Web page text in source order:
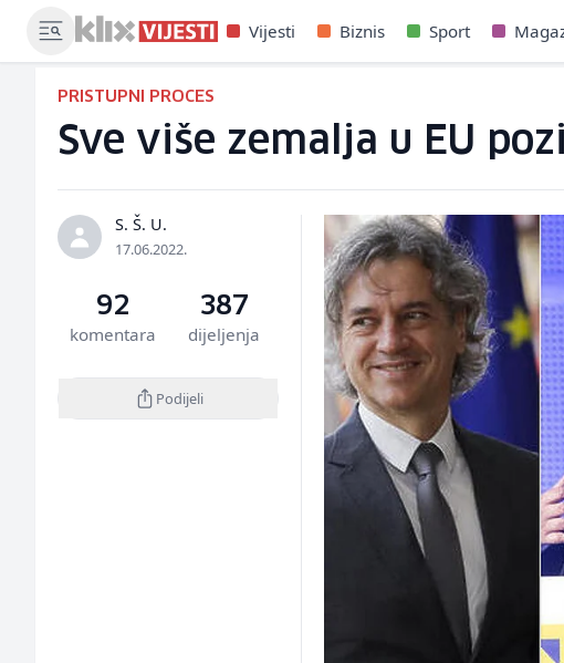
Vijesti Biznis Sport
PRISTUPNI PROCES
Sve više zemalja u EU
S. Š. U.
17.06.2022.
92
komentara
387
dijeljenja
Podijeli